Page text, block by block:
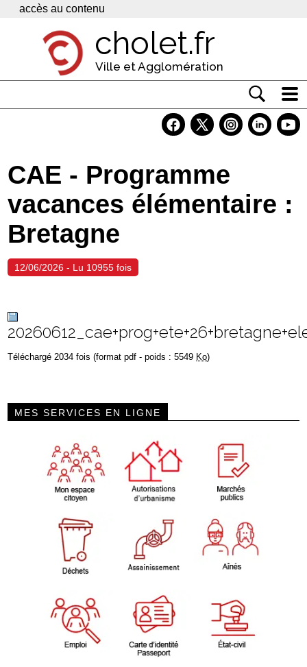
Panneau de gestion des cookies
accès au contenu
cholet.fr
Ville et Agglomération
Economie
Services
Contacts
CAE - Programme
vacances élémentaire :
Bretagne
12/06/2026 - Lu 10955 fois
Téléchargé 2034 fois (format pdf - poids : 5549 Ko)
MES SERVICES EN LIGNE